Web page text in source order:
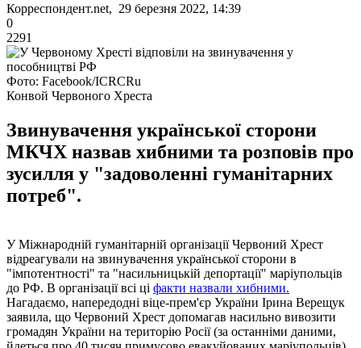
Корреспондент.net, 29 березня 2022, 14:39
0
2291
Фото: Facebook/ICRCRu
Конвой Червоного Хреста
Звинувачення української сторони
МКЧХ назвав хибними та розповів про
зусилля у "задоволенні гуманітарних
потреб".
У Міжнародній гуманітарній організації Червоний Хрест
відреагували на звинувачення української сторони в
"імпотентності" та "насильницькій депортації" маріупольців
до РФ. В організації всі ці факти назвали хибними.
Нагадаємо, напередодні віце-прем'єр України Ірина Верещук
заявила, що Червоний Хрест допомагав насильно вивозити
громадян України на територію Росії (за останніми даними,